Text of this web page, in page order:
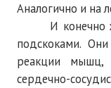
Новые книги
Е. Богатырев
В. Щагин «Мяч и
Аналогично и на
И конечно
подскоками.
реакции мышц,
сердечно-